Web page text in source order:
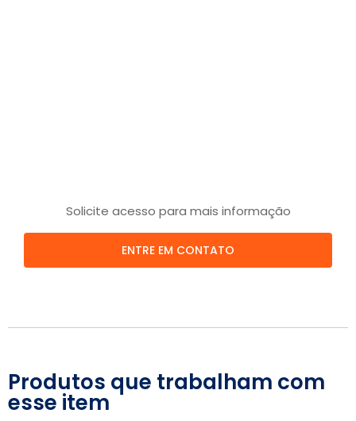
Solicite acesso para mais informação
ENTRE EM CONTATO
Produtos que trabalham com
esse item